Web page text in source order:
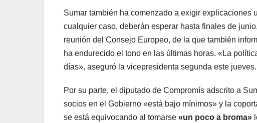
Sumar también ha comenzado a exigir explicaciones
cualquier caso, deberán esperar hasta finales de
reunión del Consejo Europeo, de la que también
ha endurecido el tono en las últimas horas. «La
días», aseguró la vicepresidenta segunda este jueves.
Por su parte, el diputado de Compromís adscrito a
socios en el Gobierno «está bajo mínimos» y la
se está equivocando al tomarse «un poco a broma»